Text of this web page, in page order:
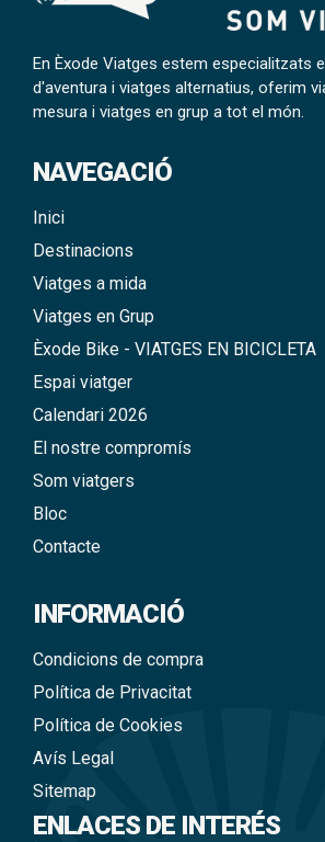
En Èxode Viatges estem especialitzats
d'aventura i viatges alternatius, oferim
mesura i viatges en grup a tot el món.
NAVEGACIÓ
Inici
Destinacions
Viatges a mida
Viatges en Grup
Èxode Bike - VIATGES EN BICICLETA
Espai viatger
Calendari 2026
El nostre compromís
Som viatgers
Bloc
Contacte
INFORMACIÓ
Condicions de compra
Política de Privacitat
Política de Cookies
Avís Legal
Sitemap
ENLACES DE INTERÉS